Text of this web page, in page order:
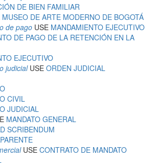
DE BIEN FAMILIAR
MUSEO DE ARTE MODERNO DE BOGOTÁ
de pago USE MANDAMIENTO EJECUTIVO
DE PAGO DE LA RETENCIÓN EN LA
EJECUTIVO
judicialUSE ORDEN JUDICIAL
CIVIL
JUDICIAL
MANDATO GENERAL
SCRIBENDUM
USE CONTRATO DE MANDATO